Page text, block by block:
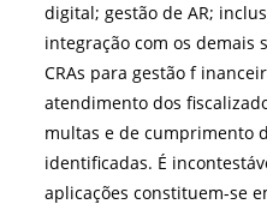
digital; gestão de AR;
integração com os demais
CRAs para gestão f
atendimento dos
multas e de cumprimento
identificadas. É
aplicações constituem-se